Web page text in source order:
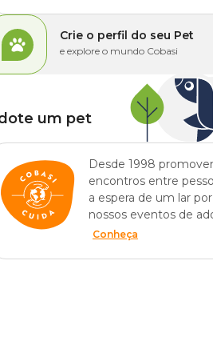
Crie o perfil do seu Pet
e explore o mundo Cobasi
um pet
Desde 1998
encontros entre
a espera de um lar
nossos eventos de
Conheça